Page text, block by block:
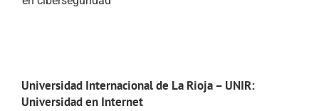
Universidad Internacional de La Rioja – UNIR:
Universidad en Internet